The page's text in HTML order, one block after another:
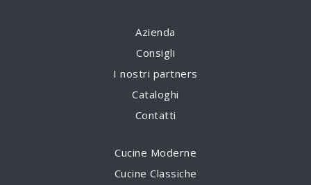
Azienda
Consigli
I nostri partners
Cataloghi
Contatti
Cucine Moderne
Cucine Classiche